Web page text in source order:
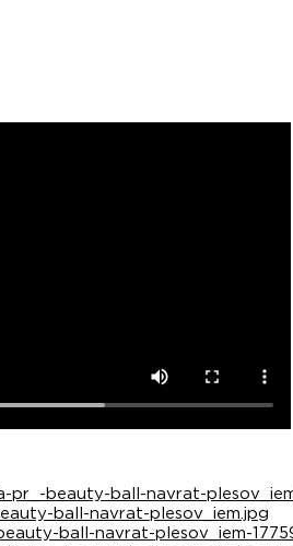
pr_-beauty-ball-navrat-
ball-navrat-plesov_iem.jpg
ball-navrat-plesov_iem-